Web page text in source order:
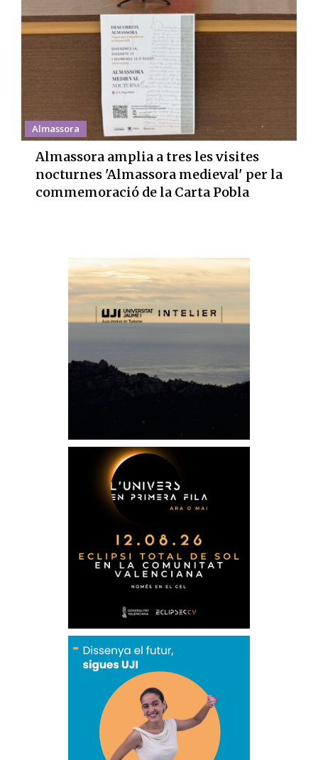
Almassora
Almassora amplia a tres les visites
nocturnes 'Almassora medieval' per la
commemoració de la Carta Pobla